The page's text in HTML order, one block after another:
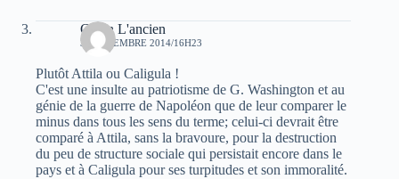
Caton L'ancien
31 DÉCEMBRE 2014/16H23
Plutôt Attila ou Caligula !
C'est une insulte au patriotisme de G. Washington et au
génie de la guerre de Napoléon que de leur comparer le
minus dans tous les sens du terme; celui-ci devrait être
comparé à Attila, sans la bravoure, pour la destruction
du peu de structure sociale qui persistait encore dans le
pays et à Caligula pour ses turpitudes et son immoralité.